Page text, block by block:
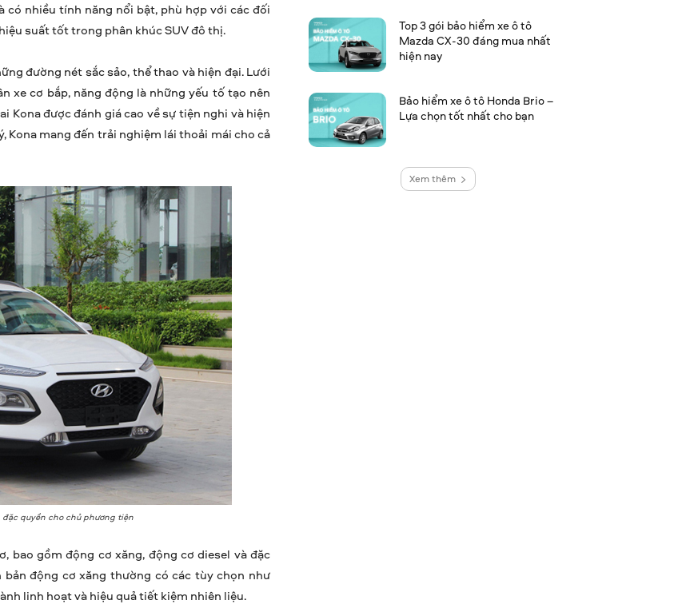
nhiều tính năng nổi bật, phù hợp với các đối
suất tốt trong phân khúc SUV đô thị.
đường nét sắc sảo, thể thao và hiện đại. Lưới
xe cơ bắp, năng động là những yếu tố tạo nên
Kona được đánh giá cao về sự tiện nghi và hiện
Kona mang đến trải nghiệm lái thoải mái cho cả
quyền cho chủ phương tiện
bao gồm động cơ xăng, động cơ diesel và đặc
động cơ xăng thường có các tùy chọn như
linh hoạt và hiệu quả tiết kiệm nhiên liệu.
Top 3 gói bảo hiểm xe ô tô
Mazda CX-30 đáng mua nhất
hiện nay
Bảo hiểm xe ô tô Honda Brio –
Lựa chọn tốt nhất cho bạn
Xem thêm